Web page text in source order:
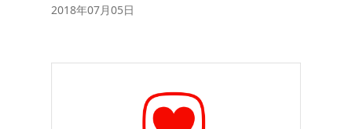
2018年07月05日